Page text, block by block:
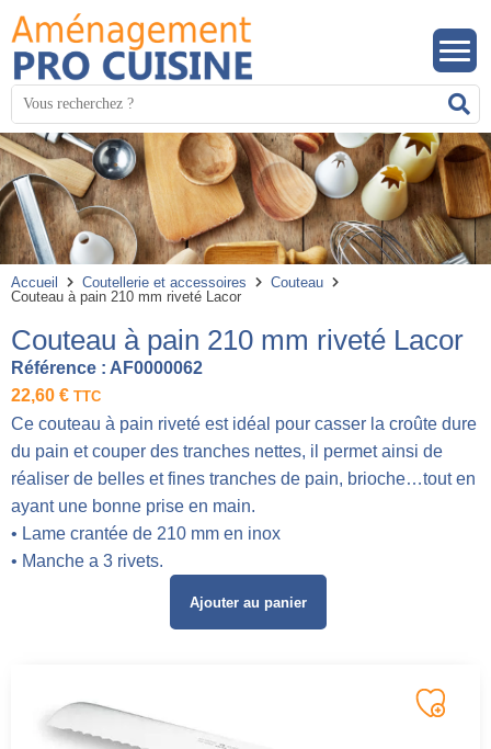
Mots
clés
:
Accueil Coutellerie et accessoires
Couteau
Couteau à pain 210 mm riveté Lacor
Couteau à pain 210 mm riveté Lacor
Référence : AF0000062
22,60 € TTC
Ce couteau à pain riveté est idéal pour casser la croûte dure
du pain et couper des tranches nettes, il permet ainsi de
réaliser de belles et fines tranches de pain, brioche…tout en
ayant une bonne prise en main.
• Lame crantée de 210 mm en inox
• Manche a 3 rivets.
Ajouter au panier
Panneau de gestion des cookies